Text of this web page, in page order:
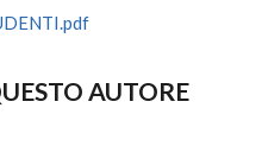
AUTORE